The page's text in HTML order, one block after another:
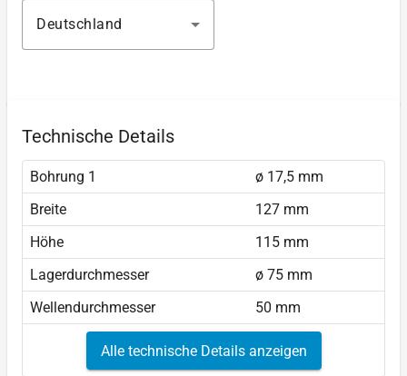
Deutschland
Technische Details
Bohrung 1
ø 17,5 mm
Breite
127 mm
Höhe
115 mm
Lagerdurchmesser
ø 75 mm
Wellendurchmesser
50 mm
Alle technische Details anzeigen